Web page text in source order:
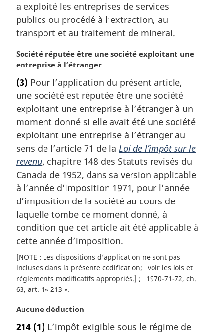
a exploité les entreprises de services
publics ou procédé à l’extraction, au
transport et au traitement de minerai.
N
o
e
m
a
r
i
n
a
l
e
:
Société réputée être une société exploitant une
entreprise à l’étranger
(3) Pour l’application du présent article,
une société est réputée être une société
exploitant une entreprise à l’étranger à un
moment donné si elle avait été une société
exploitant une entreprise à l’étranger au
sens de l’article 71 de la Loi de l’impôt sur le
revenu, chapitre 148 des Statuts revisés du
Canada de 1952, dans sa version applicable
à l’année d’imposition 1971, pour l’année
d’imposition de la société au cours de
laquelle tombe ce moment donné, à
condition que cet article ait été applicable à
cette année d’imposition.
[NOTE : Les dispositions d’application ne sont pas
incluses dans la présente codification
voir les lois et
règlements modificatifs appropriés.]
1970-71-72, ch.
63, art. 1« 213 »
N
t
Aucune déduction
214 (1) L’impôt exigible sous le régime de